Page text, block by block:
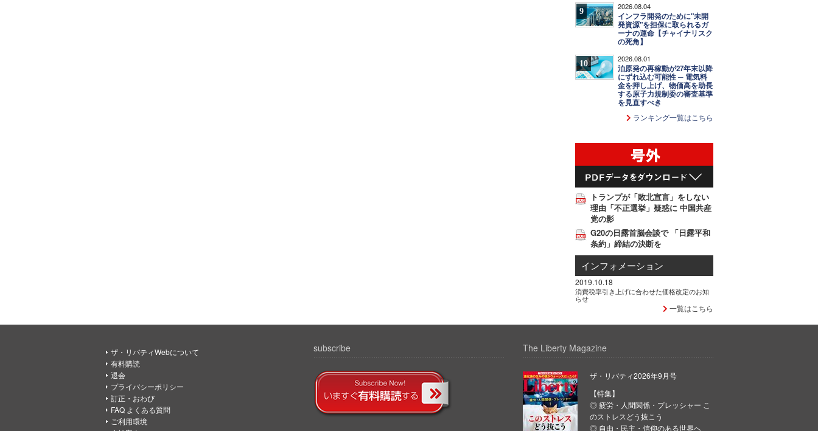
9 2026.08.04
インフラ開発のために"未開
発資源"を担保に取られるガ
ーナの運命【チャイナリスク
の死角】
10 2026.08.01
泊原発の再稼動が27年末以降
にずれ込む可能性 ─ 電気料
金を押し上げ、物価高を助長
する原子力規制委の審査基準
を見直すべき
ランキング一覧はこちら
トランプが「敗北宣言」をしない
理由「不正選挙」疑惑に 中国共産
党の影
G20の日露首脳会談で 「日露平和
条約」締結の決断を
インフォメーション
2019.10.18
消費税率引き上げに合わせた価格改定のお知
らせ
一覧はこちら
ザ・リバティWebについて
有料購読
退会
プライバシーポリシー
訂正・おわび
FAQ よくある質問
ご利用環境
subscribe The Liberty Magazine
ザ・リバティ2026年9月号
【特集】
◎ 疲労・人間関係・プレッシャー こ
のストレスどう抜こう
◎ 自由・民主・信仰のある世界へ